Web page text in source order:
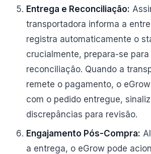
Entrega e Reconciliação:
transportadora informa a
registra automaticamente o
crucialmente, prepara-se para
reconciliação. Quando a
remete o pagamento, o
com o pedido entregue,
discrepâncias para revisão.
Engajamento Pós-Compra:
a entrega, o eGrow pode